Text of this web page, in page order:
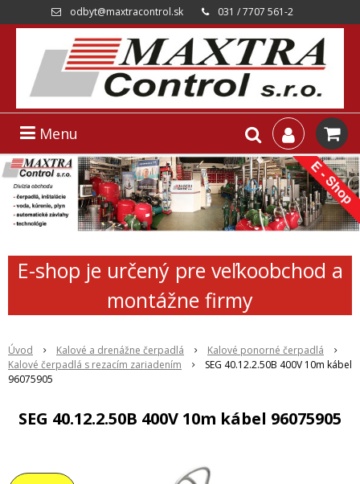
odbyt@maxtracontrol.sk 031 / 7707 561-2
Menu
E-shop je určený pre veľkoobchod a
montážne firmy
Úvod Kalové a drenážne čerpadlá
Kalové ponorné čerpadlá
Kalové čerpadlá s rezacím zariadením
SEG 40.12.2.50B 400V 10m kábel
96075905
SEG 40.12.2.50B 400V 10m kábel 96075905